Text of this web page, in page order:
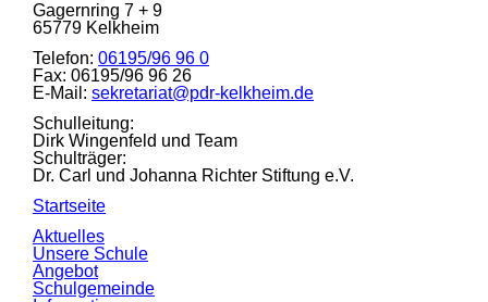
Gagernring 7 + 9
65779 Kelkheim
Telefon: 06195/96 96 0
Fax: 06195/96 96 26
E-Mail: sekretariat@pdr-kelkheim.de
Schulleitung:
Dirk Wingenfeld und Team
Schulträger:
Dr. Carl und Johanna Richter Stiftung e.V.
Navigation
Startseite
Navigation
überspringen
Aktuelles
Unsere Schule
Angebot
Schulgemeinde